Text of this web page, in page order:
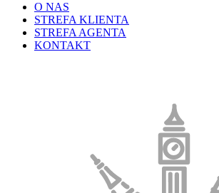
O NAS
STREFA KLIENTA
STREFA AGENTA
KONTAKT